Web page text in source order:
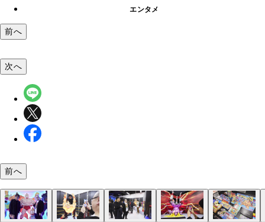
エンタメ
前へ
次へ
前へ